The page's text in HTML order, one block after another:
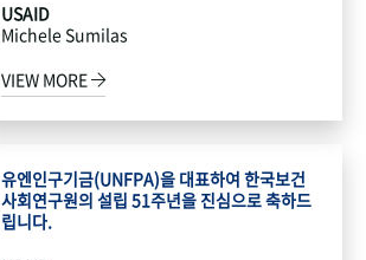
USAID
Michele Sumilas
VIEW MORE
유엔인구기금(UNFPA)을 대표하여 한국보건
사회연구원의 설립 51주년을 진심으로 축하드
립니다.